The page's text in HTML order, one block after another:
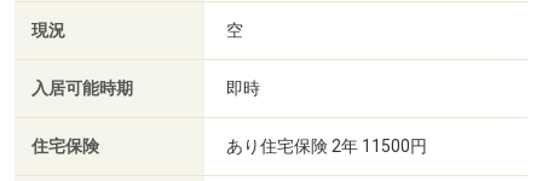
現況 空
入居可能時期 即時
住宅保険 あり住宅保険 2年 11500円